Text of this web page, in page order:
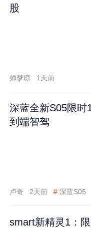
股
师梦琼 1天前
深蓝全新S05限时
到端智驾
卢奇 2天前 # 深蓝S05
smart新精灵1：